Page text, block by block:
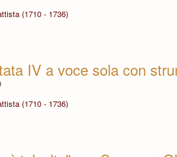
(1710 - 1736)
IV a voce sola con
(1710 - 1736)